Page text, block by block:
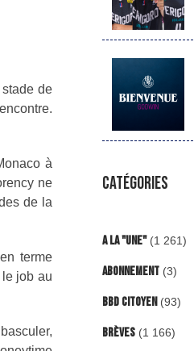
de
à
ne
de la
terme
job au
CATÉGORIES
A la "Une"(1 261)
Abonnement(3)
BBD Citoyen (93)
Brèves(1 166)